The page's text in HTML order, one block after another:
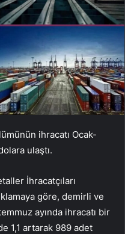
ihracatı Ocak-
ulaştı.
İhracatçıları
göre, demirli ve
ayında ihracatı bir
1,1 artarak 989 adet